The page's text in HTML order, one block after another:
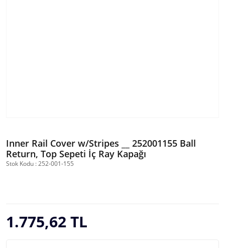
Inner Rail Cover w/Stripes __ 252001155 Ball
Return, Top Sepeti İç Ray Kapağı
Stok Kodu : 252-001-155
1.775,62 TL